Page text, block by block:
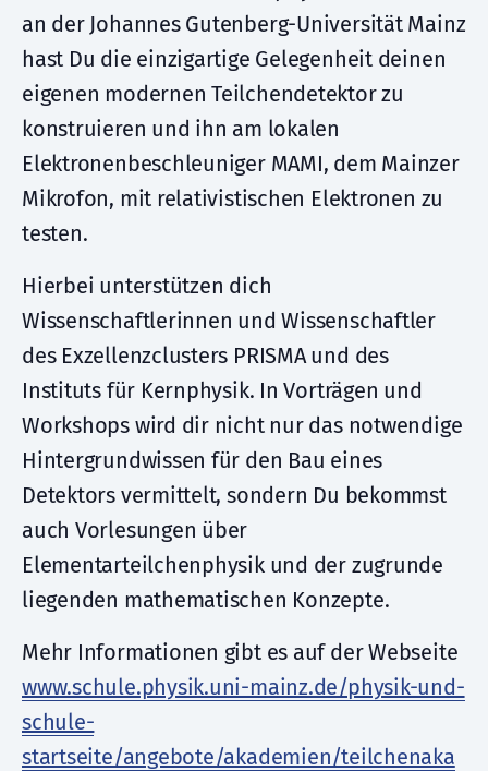
an der Johannes Gutenberg-Universität Mainz
hast Du die einzigartige Gelegenheit deinen
eigenen modernen Teilchendetektor zu
konstruieren und ihn am lokalen
Elektronenbeschleuniger MAMI, dem Mainzer
Mikrofon, mit relativistischen Elektronen zu
testen.
Hierbei unterstützen dich
Wissenschaftlerinnen und Wissenschaftler
des Exzellenzclusters PRISMA und des
Instituts für Kernphysik. In Vorträgen und
Workshops wird dir nicht nur das notwendige
Hintergrundwissen für den Bau eines
Detektors vermittelt, sondern Du bekommst
auch Vorlesungen über
Elementarteilchenphysik und der zugrunde
liegenden mathematischen Konzepte.
Mehr Informationen gibt es auf der Webseite
www.schule.physik.uni-mainz.de/physik-und-
schule-
startseite/angebote/akademien/teilchenaka